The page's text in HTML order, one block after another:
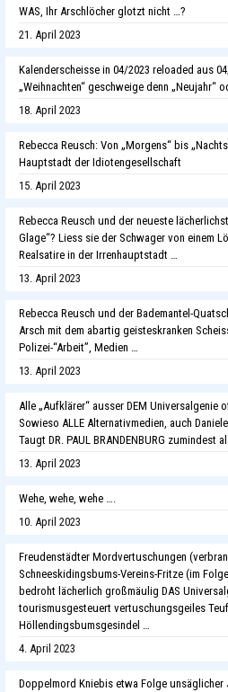
WAS, Ihr Arschlöcher glotzt nicht …?
21. April 2023
Kalenderscheisse in 04/2023 reloaded aus
„Weihnachten“ geschweige denn „Neujahr“
18. April 2023
Rebecca Reusch: Von „Morgens“ bis
Hauptstadt der Idiotengesellschaft
15. April 2023
Rebecca Reusch und der neueste
Glage“? Liess sie der Schwager von einem
Realsatire in der Irrenhauptstadt …
13. April 2023
Rebecca Reusch und der Bademantel-
Arsch mit dem abartig geisteskranken
Polizei-“Arbeit”, Medien …
13. April 2023
Alle „Aufklärer“ ausser DEM Universalgenie
Sowieso ALLE Alternativmedien, auch
Taugt DR. PAUL BRANDENBURG zumindest
13. April 2023
Wehe, wehe, wehe ….
10. April 2023
Freudenstädter Mordvertuschungen
Schneeskidingsbums-Vereins-Fritze (im
bedroht lächerlich großmäulig DAS
tourismusgesteuert vertuschungsgeiles
Höllendingsbumsgesindel …
4. April 2023
Doppelmord Kniebis etwa Folge